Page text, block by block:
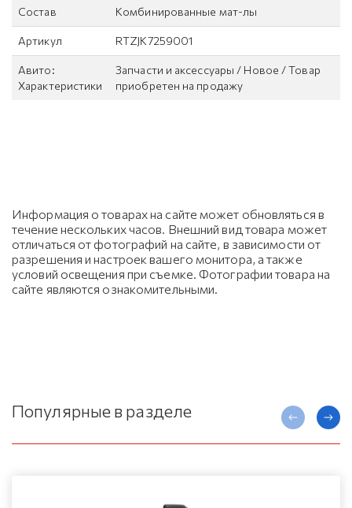
Состав Комбинированные мат-лы
Артикул RTZJK7259001
Авито:
Характеристики
Запчасти и аксессуары / Новое / Товар
приобретен на продажу
Информация о товарах на сайте может обновляться в
течение нескольких часов. Внешний вид товара может
отличаться от фотографий на сайте, в зависимости от
разрешения и настроек вашего монитора, а также
условий освещения при съемке. Фотографии товара на
сайте являются ознакомительными.
Популярные в разделе